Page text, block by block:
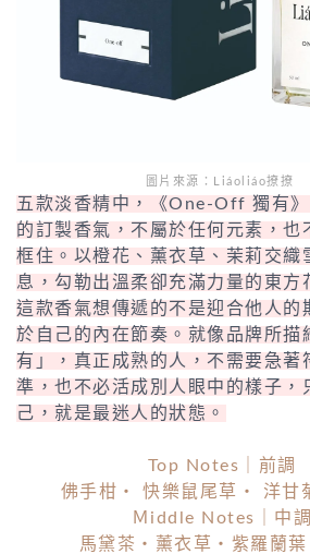
圖片來源：Liáoliáo撩撩
五款淡香精中，《One-Off 獨有
的訂製香氣，不屬於任何元素，也
框住。以橙花、薰衣草、茉莉交織
息，勾勒出溫柔卻充滿力量的東方
這款香氣想傳遞的不是迎合他人的
於自己的內在節奏。就像品牌所描
有」，真正成熟的人，不需要急著
準，也不必活成別人眼中的樣子，
己，就是最迷人的狀態。
Top Notes｜前調
佛手柑・ 快樂鼠尾草・ 洋甘
Ｍiddle Notes｜中調
馬黛茶・薰衣草・紫羅蘭葉